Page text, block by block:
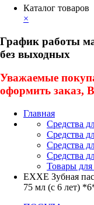
Каталог товаров
×
График работы
без выходных
Уважаемые
оформить заказ,
Главная
Средства
Средства
Средства
Средства
Товары
EXXE Зубная
75 мл (с 6 лет)